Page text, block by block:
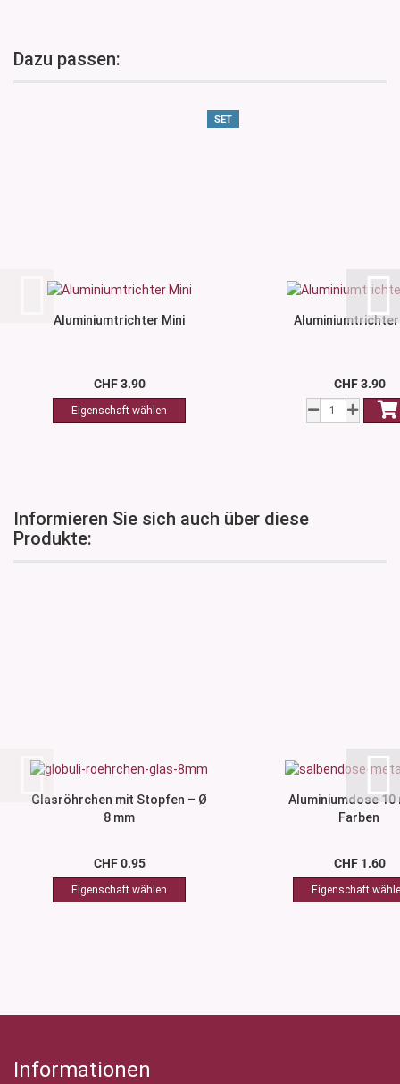
Dazu passen:
SET
Aluminiumtrichter Mini
CHF 3.90
Aluminiumtrichter
CHF 3.90
Informieren Sie sich auch über diese
Produkte:
Glasröhrchen mit Stopfen – Ø
8 mm
CHF 0.95
Aluminiumdose 10
Farben
CHF 1.60
Informationen